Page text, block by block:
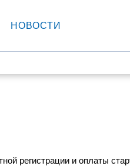
НОВОСТИ
регистрации и оплаты